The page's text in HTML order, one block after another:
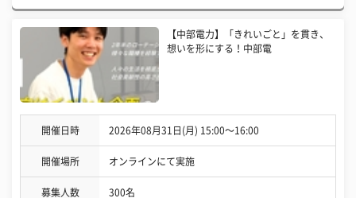
【中部電力】「きれいごと」を貫き、
想いを形にする！中部電
開催日時 2026年08月31日(月) 15:00〜16:00
開催場所 オンラインにて実施
募集人数 300名